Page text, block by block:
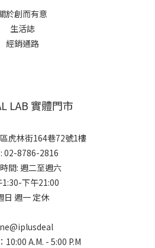
於創而有意
生活誌
經銷通路
LAB 實體門市
虎林街164巷72號1樓
02-8786-2816
間: 週二至週六
1:30-下午21:00
日 週一 定休
10:00 A.M. - 5:00 P.M